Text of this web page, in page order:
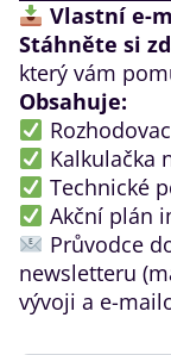
Vlastní e-
Stáhněte si
který vám
Obsahuje:
Kalkulačka
Technické
Akční plán
Průvodce
newsletteru
vývoji a e-